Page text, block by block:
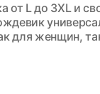
от L до 3XL и
для женщин,